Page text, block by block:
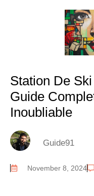
Station De
Guide
Inoubliable
Guide91
November 8, 2024